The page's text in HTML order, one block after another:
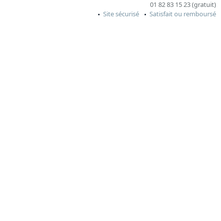
01 82 83 15 23 (gratuit)
Site sécurisé
Satisfait ou remboursé